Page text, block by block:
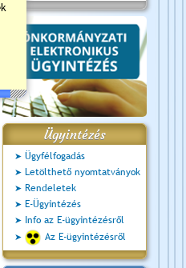
Sportnap
2026.08.19.
Ceglédi fotóklub kiállítás
2026.08.20.
Szent István Ünnepe
Ügyintézés
Ügyfélfogadás
Letölthető nyomtatványok
Rendeletek
E-Ügyintézés
Info az E-ügyintézésről
Az E-ügyintézésről